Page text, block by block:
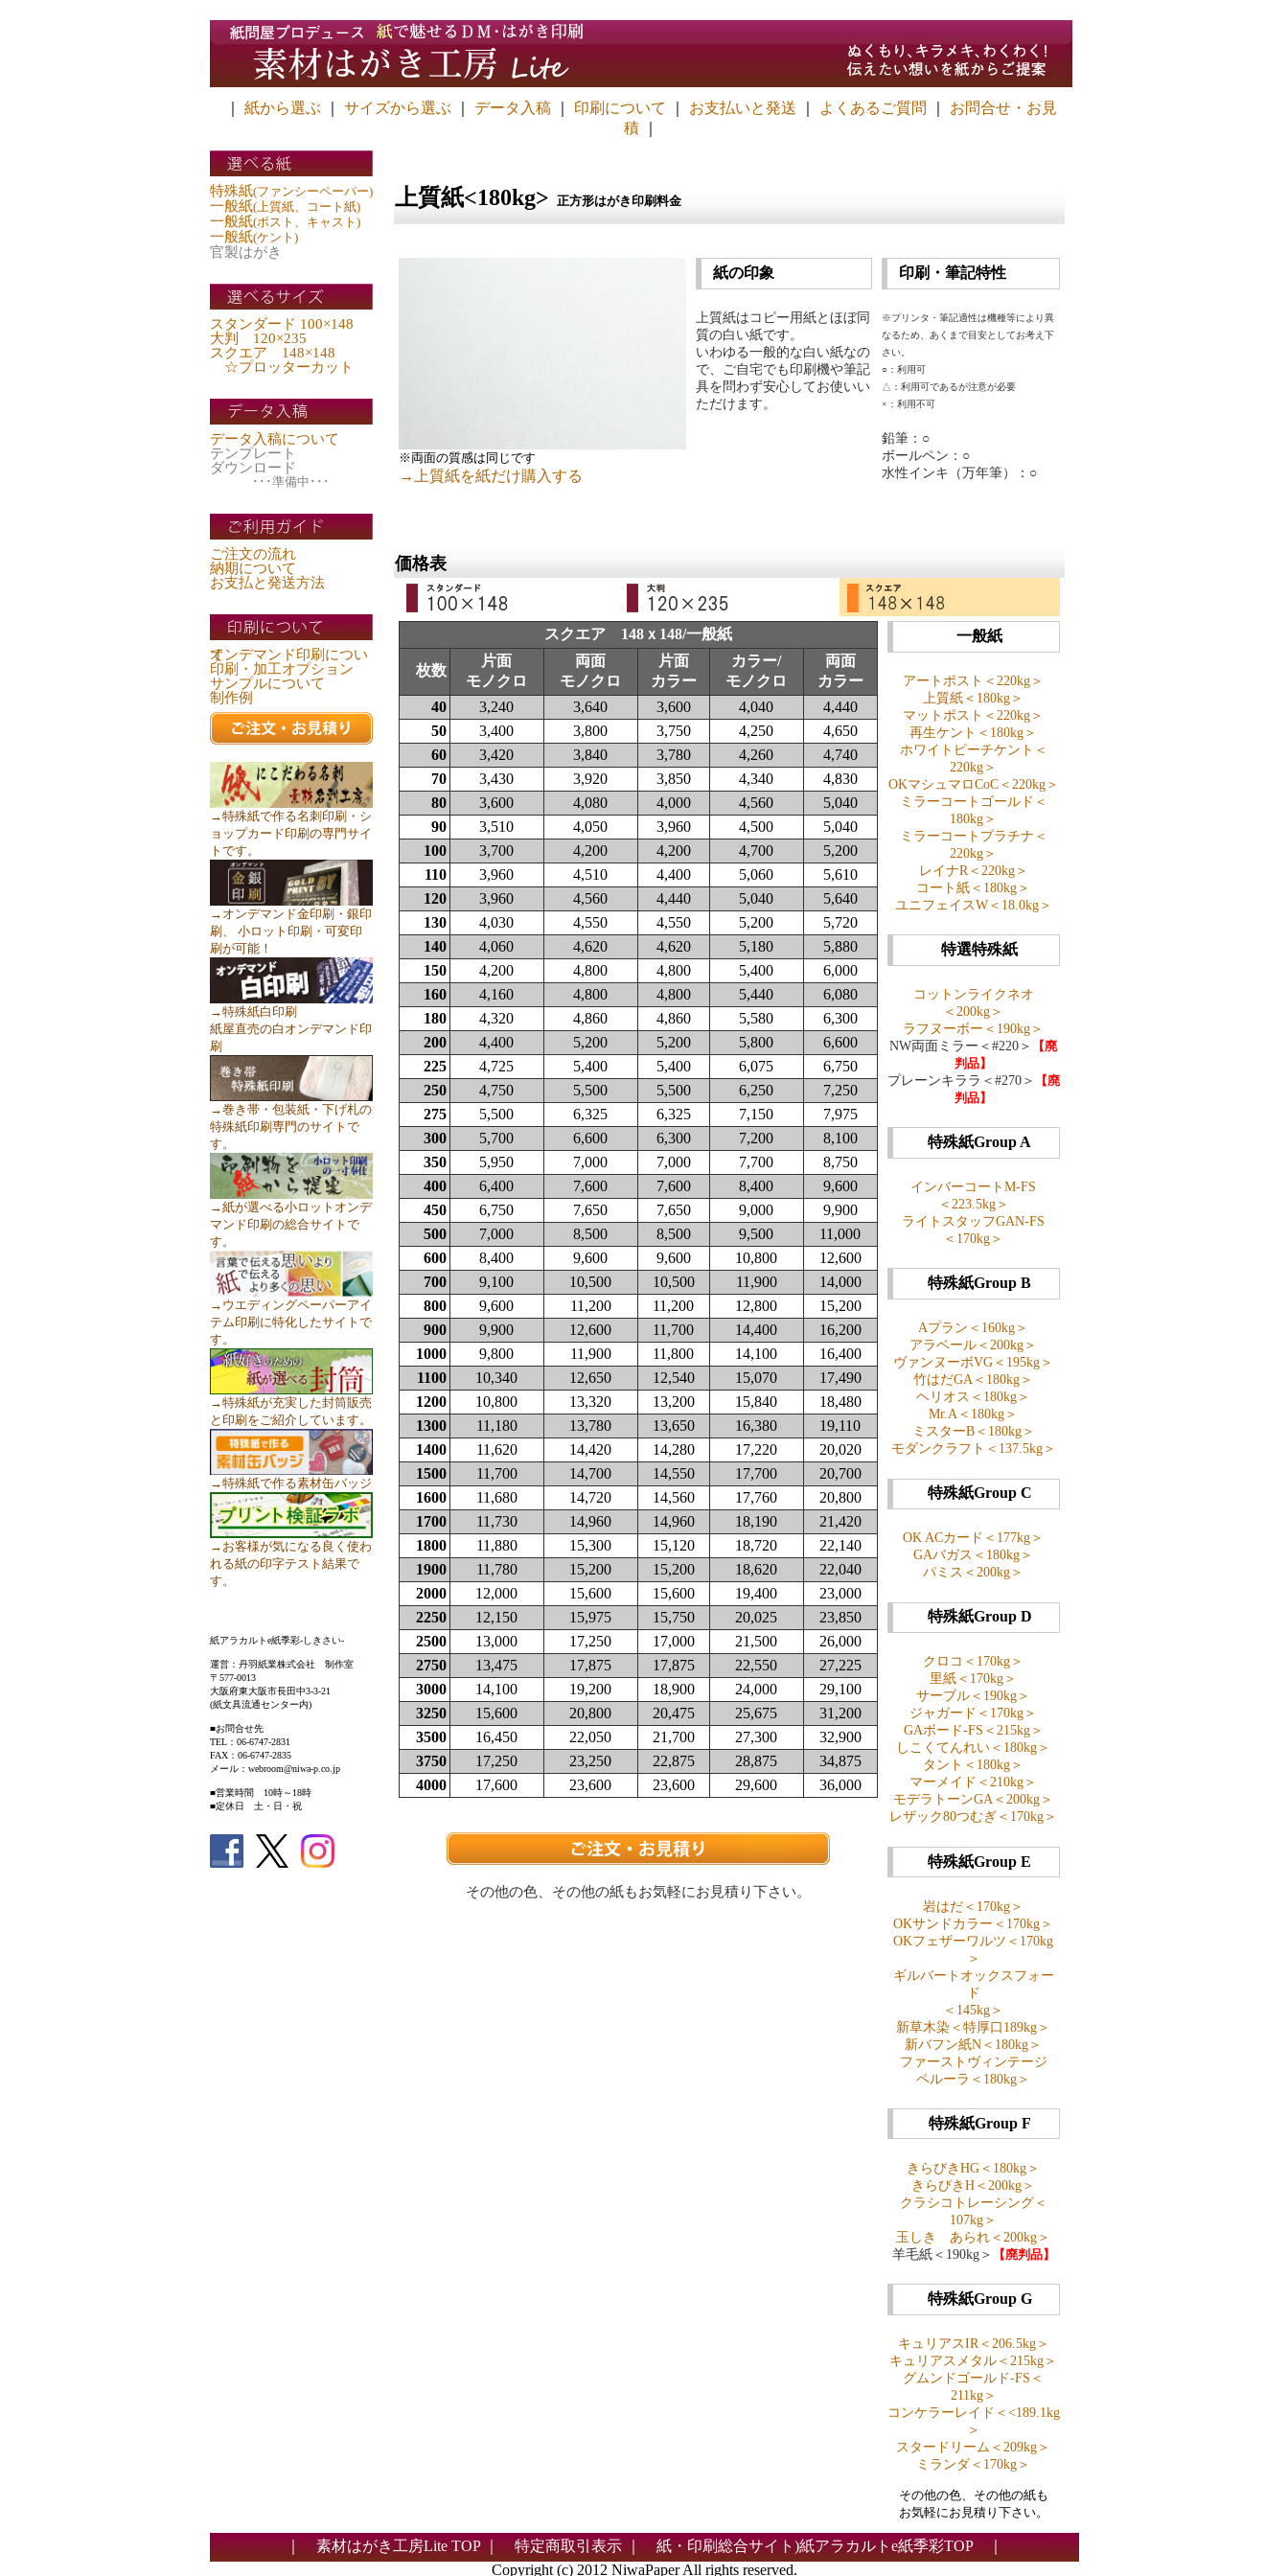
紙から選ぶ サイズから選ぶ データ入稿｜ 印刷について お支払いと発送 よくあるご質問
お問合せ・お見
積
特殊紙(ファンシーペーパー)
一般紙(上質紙、コート紙)
一般紙(ポスト、キャスト)
一般紙(ケント)
官製はがき
スタンダード 100×148
大判 120×235
スクエア 148×148
☆プロッターカット
データ入稿について
テンプレート
ダウンロード
･･･準備中･･･
ご注文の流れ
納期について
お支払と発送方法
オンデマンド印刷について
印刷・加工オプション
サンプルについて
制作例
→特殊紙で作る名刺印刷・シ
ョップカード印刷の専門サイ
トです。
→オンデマンド金印刷・銀印
刷、 小ロット印刷・可変印
刷が可能！
→特殊紙白印刷
紙屋直売の白オンデマンド印
刷
→巻き帯・包装紙・下げ札の
特殊紙印刷専門のサイトで
す。
→紙が選べる小ロットオンデ
マンド印刷の総合サイトで
す。
→ウエディングペーパーアイ
テム印刷に特化したサイトで
す。
→特殊紙が充実した封筒販売
と印刷をご紹介しています。
→特殊紙で作る素材缶バッジ
→お客様が気になる良く使わ
れる紙の印字テスト結果で
す。
紙アラカルトe紙季彩-しきさい-
運営：丹羽紙業株式会社 制作室
〒577-0013
大阪府東大阪市長田中3-3-21
(紙文具流通センター内)
■お問合せ先
TEL：06-6747-2831
FAX：06-6747-2835
メール：webroom@niwa-p.co.jp
■営業時間 10時～18時
■定休日 土・日・祝
上質紙<180kg> 正方形はがき印刷料金
※両面の質感は同じです
→上質紙を紙だけ購入する
紙の印象
上質紙はコピー用紙とほぼ同
質の白い紙です。
いわゆる一般的な白い紙なの
で、ご自宅でも印刷機や筆記
具を問わず安心してお使いい
ただけます。
印刷・筆記特性
※プリンタ・筆記適性は機種等により異
なるため、あくまで目安としてお考え下
さい。
○：利用可
△：利用可であるが注意が必要
×：利用不可
鉛筆：○
ボールペン：○
水性インキ（万年筆）：○
価格表
スクエア 148ｘ148/一般紙
枚数
片面
モノクロ
両面
モノクロ
片面
カラー
カラー/
モノクロ
両面
カラー
40
3,240 3,640 3,600 4,040
4,440
50
3,400 3,800 3,750 4,250
4,650
60
3,420 3,840 3,780 4,260
4,740
70
3,430 3,920 3,850 4,340
4,830
80
3,600 4,080 4,000 4,560
5,040
90
3,510 4,050 3,960 4,500
5,040
100
3,700 4,200 4,200 4,700
5,200
110
3,960 4,510 4,400 5,060
5,610
120
3,960 4,560 4,440 5,040
5,640
130
4,030 4,550 4,550 5,200
5,720
140
4,060 4,620 4,620 5,180
5,880
150
4,200 4,800 4,800 5,400
6,000
160
4,160 4,800 4,800 5,440
6,080
180
4,320 4,860 4,860 5,580
6,300
200
4,400 5,200 5,200 5,800
6,600
225
4,725 5,400 5,400 6,075
6,750
250
4,750 5,500 5,500 6,250
7,250
275
5,500 6,325 6,325 7,150
7,975
300
5,700 6,600 6,300 7,200
8,100
350
5,950 7,000 7,000 7,700
8,750
400
6,400 7,600 7,600 8,400
9,600
450
6,750 7,650 7,650 9,000
9,900
500
7,000 8,500 8,500 9,500
11,000
600
8,400 9,600 9,600 10,800
12,600
700
9,100 10,500 10,500 11,900
14,000
800
9,600 11,200 11,200 12,800
15,200
900
9,900 12,600 11,700 14,400
16,200
1000
9,800 11,900 11,800 14,100
16,400
1100
10,340 12,650 12,540 15,070
17,490
1200
10,800 13,320 13,200 15,840
18,480
1300
11,180 13,780 13,650 16,380
19,110
1400
11,620 14,420 14,280 17,220
20,020
1500
11,700 14,700 14,550 17,700
20,700
1600
11,680 14,720 14,560 17,760
20,800
1700
11,730 14,960 14,960 18,190
21,420
1800
11,880 15,300 15,120 18,720
22,140
1900
11,780 15,200 15,200 18,620
22,040
2000
12,000 15,600 15,600 19,400
23,000
2250
12,150 15,975 15,750 20,025
23,850
2500
13,000 17,250 17,000 21,500
26,000
2750
13,475 17,875 17,875 22,550
27,225
3000
14,100 19,200 18,900 24,000
29,100
3250
15,600 20,800 20,475 25,675
31,200
3500
16,450 22,050 21,700 27,300
32,900
3750
17,250 23,250 22,875 28,875
34,875
4000
17,600 23,600 23,600 29,600 36,000
その他の色、その他の紙もお気軽にお見積り下さい。
一般紙
アートポスト＜220kg＞
上質紙＜180kg＞
マットポスト＜220kg＞
再生ケント＜180kg＞
ホワイトピーチケント＜
220kg＞
OKマシュマロCoC＜220kg＞
ミラーコートゴールド＜
180kg＞
ミラーコートプラチナ＜
220kg＞
レイナR＜220kg＞
コート紙＜180kg＞
ユニフェイスW＜18.0kg＞
特選特殊紙
コットンライクネオ
＜200kg＞
ラフヌーボー＜190kg＞
NW両面ミラー＜#220＞
【廃
判品】
プレーンキララ＜#270＞
【廃
判品】
特殊紙Group A
インバーコートM-FS
＜223.5kg＞
ライトスタッフGAN-FS
＜170kg＞
特殊紙Group B
Aプラン＜160kg＞
アラベール＜200kg＞
ヴァンヌーボVG＜195kg＞
竹はだGA＜180kg＞
ヘリオス＜180kg＞
Mr.A＜180kg＞
ミスターB＜180kg＞
モダンクラフト＜137.5kg＞
特殊紙Group C
OK ACカード＜177kg＞
GAバガス＜180kg＞
パミス＜200kg＞
特殊紙Group D
クロコ＜170kg＞
里紙＜170kg＞
サーブル＜190kg＞
ジャガード＜170kg＞
GAボード-FS＜215kg＞
しこくてんれい＜180kg＞
タント＜180kg＞
マーメイド＜210kg＞
モデラトーンGA＜200kg＞
レザック80つむぎ＜170kg＞
特殊紙Group E
岩はだ＜170kg＞
OKサンドカラー＜170kg＞
OKフェザーワルツ＜170kg
＞
ギルバートオックスフォー
ド
＜145kg＞
新草木染＜特厚口189kg＞
新バフン紙N＜180kg＞
ファーストヴィンテージ
ペルーラ＜180kg＞
特殊紙Group F
きらびきHG＜180kg＞
きらびきH＜200kg＞
クラシコトレーシング＜
107kg＞
玉しき あられ＜200kg＞
羊毛紙＜190kg＞
【廃判品】
特殊紙Group G
キュリアスIR＜206.5kg＞
キュリアスメタル＜215kg＞
グムンドゴールド-FS＜
211kg＞
コンケラーレイド＜<189.1kg
＞
スタードリーム＜209kg＞
ミランダ＜170kg＞
その他の色、その他の紙も
お気軽にお見積り下さい。
素材はがき工房Lite TOP｜ 特定商取引表示｜ 紙・印刷総合サイト)紙アラカルトe紙季彩TOP｜
Copyright (c) 2012 NiwaPaper All rights reserved.